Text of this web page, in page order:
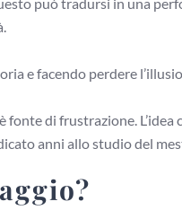
e facendo perdere
di frustrazione. L’idea
anni allo studio del